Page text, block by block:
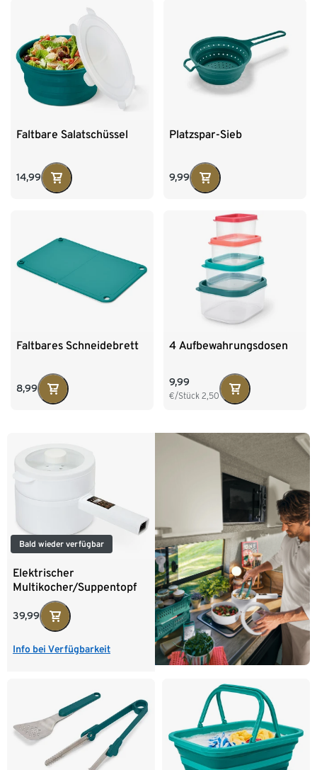
Faltbare Salatschüssel
14,99
Platzspar-Sieb
9,99
Faltbares Schneidebrett
8,99
4 Aufbewahrungsdosen
9,99
€/Stück 2,50
Bald wieder verfügbar
Elektrischer
Multikocher/Suppentopf
39,99
Info bei Verfügbarkeit